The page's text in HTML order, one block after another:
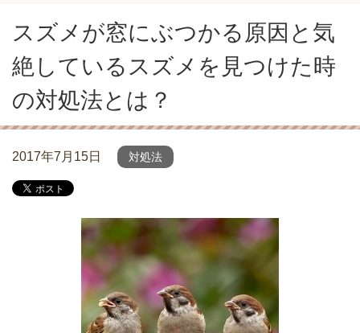
スズメが窓にぶつかる原因と気
絶しているスズメを見つけた時
の対処法とは？
2017年7月15日 対処法